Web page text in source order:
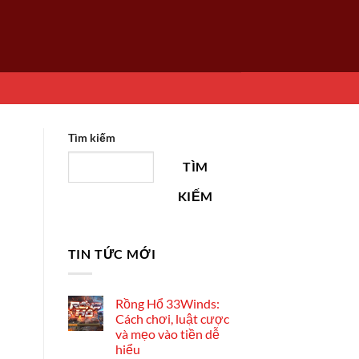
Tìm kiếm
TÌM
KIẾM
TIN TỨC MỚI
Rồng Hổ 33Winds:
Cách chơi, luật cược
và mẹo vào tiền dễ
hiểu